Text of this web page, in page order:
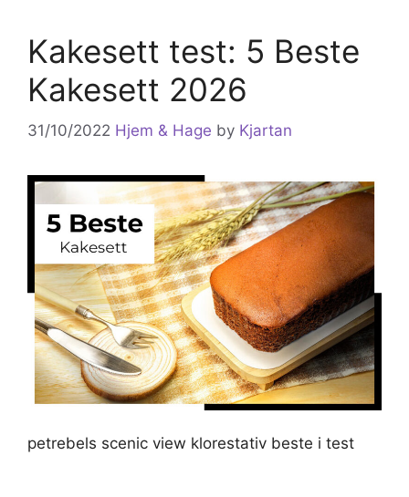
Kakesett test: 5 Beste
Kakesett 2026
31/10/2022 Hjem & Hage by Kjartan
petrebels scenic view klorestativ beste i test